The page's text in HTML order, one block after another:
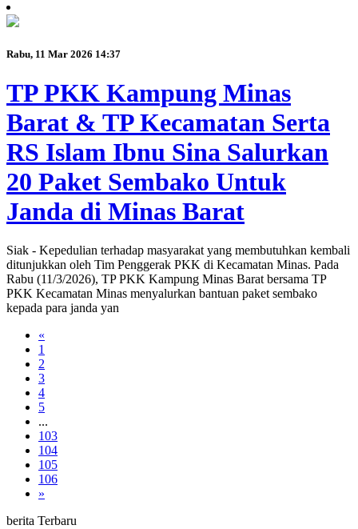
Rabu, 11 Mar 2026 14:37
TP PKK Kampung Minas
Barat & TP Kecamatan Serta
RS Islam Ibnu Sina Salurkan
20 Paket Sembako Untuk
Janda di Minas Barat
Siak - Kepedulian terhadap masyarakat yang membutuhkan kembali
ditunjukkan oleh Tim Penggerak PKK di Kecamatan Minas. Pada
Rabu (11/3/2026), TP PKK Kampung Minas Barat bersama TP
PKK Kecamatan Minas menyalurkan bantuan paket sembako
kepada para janda yan
«
1
2
3
4
5
...
103
104
105
106
»
berita Terbaru